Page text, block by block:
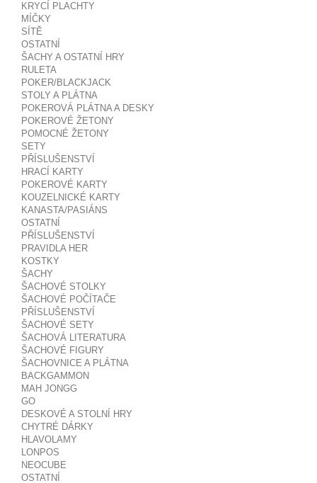
KRYCÍ PLACHTY
MÍČKY
SÍTĚ
OSTATNÍ
ŠACHY A OSTATNÍ HRY
RULETA
POKER/BLACKJACK
STOLY A PLÁTNA
POKEROVÁ PLÁTNA A DESKY
POKEROVÉ ŽETONY
POMOCNÉ ŽETONY
SETY
PŘÍSLUŠENSTVÍ
HRACÍ KARTY
POKEROVÉ KARTY
KOUZELNICKÉ KARTY
KANASTA/PASIÁNS
OSTATNÍ
PŘÍSLUŠENSTVÍ
PRAVIDLA HER
KOSTKY
ŠACHY
ŠACHOVÉ STOLKY
ŠACHOVÉ POČÍTAČE
PŘÍSLUŠENSTVÍ
ŠACHOVÉ SETY
ŠACHOVÁ LITERATURA
ŠACHOVÉ FIGURY
ŠACHOVNICE A PLÁTNA
BACKGAMMON
MAH JONGG
GO
DESKOVÉ A STOLNÍ HRY
CHYTRÉ DÁRKY
HLAVOLAMY
LONPOS
NEOCUBE
OSTATNÍ